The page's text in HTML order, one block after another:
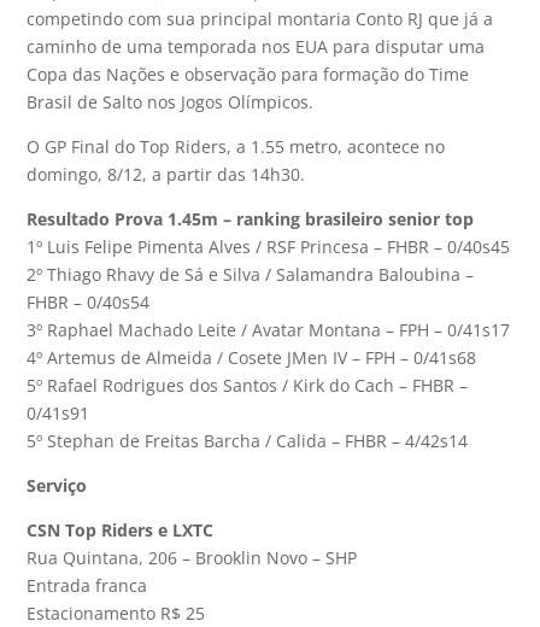
competindo com sua principal montaria Conto RJ que já a
caminho de uma temporada nos EUA para disputar uma
Copa das Nações e observação para formação do Time
Brasil de Salto nos Jogos Olímpicos.
O GP Final do Top Riders, a 1.55 metro, acontece no
domingo, 8/12, a partir das 14h30.
Resultado Prova 1.45m – ranking brasileiro senior top
1º Luis Felipe Pimenta Alves / RSF Princesa – FHBR – 0/40s45
2º Thiago Rhavy de Sá e Silva / Salamandra Baloubina –
FHBR – 0/40s54
3º Raphael Machado Leite / Avatar Montana – FPH – 0/41s17
4º Artemus de Almeida / Cosete JMen IV – FPH – 0/41s68
5º Rafael Rodrigues dos Santos / Kirk do Cach – FHBR –
0/41s91
5º Stephan de Freitas Barcha / Calida – FHBR – 4/42s14
Serviço
CSN Top Riders e LXTC
Rua Quintana, 206 – Brooklin Novo – SHP
Entrada franca
Estacionamento R$ 25